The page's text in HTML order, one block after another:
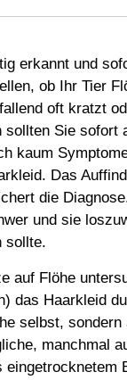
erkannt und
ob Ihr Tier
oft kratzt
Sie sofort
kaum
Das
die
und sie
sollte.
auf Flöhe
das Haarkleid
selbst,
manchmal